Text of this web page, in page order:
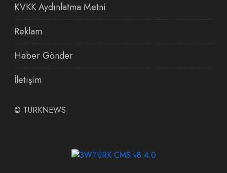
KVKK Aydınlatma Metni
Reklam
Haber Gönder
İletişim
© TURKNEWS